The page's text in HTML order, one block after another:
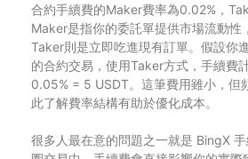
合約手續費的Maker費率為0.02%，
Maker是指你的委託單提供市場流動性
Taker則是立即吃進現有訂單。假設你
的合約交易，使用Taker方式，手續費
0.05% = 5 USDT。這筆費用雖小，但
此了解費率結構有助於優化成本。
很多人最在意的問題之一就是 BingX